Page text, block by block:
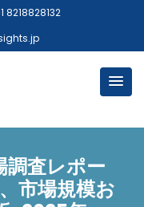
8218828132
調査レポー
市場規模お